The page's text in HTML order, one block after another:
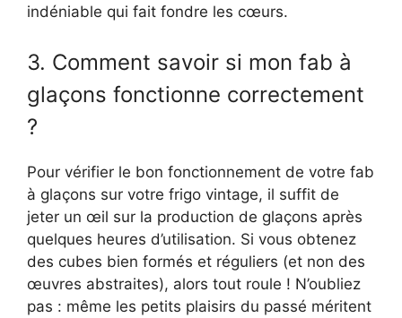
indéniable qui fait fondre les cœurs.
3. Comment savoir si mon fab à
glaçons fonctionne correctement
?
Pour vérifier le bon fonctionnement de votre fab
à glaçons sur votre frigo vintage, il suffit de
jeter un œil sur la production de glaçons après
quelques heures d’utilisation. Si vous obtenez
des cubes bien formés et réguliers (et non des
œuvres abstraites), alors tout roule ! N’oubliez
pas : même les petits plaisirs du passé méritent